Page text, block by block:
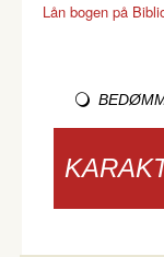
Lån bogen på